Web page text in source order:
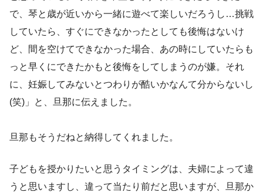
で、琴と歳が近いから一緒に遊べて楽しいだろうし…挑戦
していたら、すぐにできなかったとしても後悔はないけ
ど、間を空けてできなかった場合、あの時にしていたらも
っと早くにできたかもと後悔をしてしまうのが嫌。それ
に、妊娠してみないとつわりが酷いかなんて分からないし
(笑)」と、旦那に伝えました。
旦那もそうだねと納得してくれました。
子どもを授かりたいと思うタイミングは、夫婦によって違
うと思いますし、違って当たり前だと思いますが、旦那か